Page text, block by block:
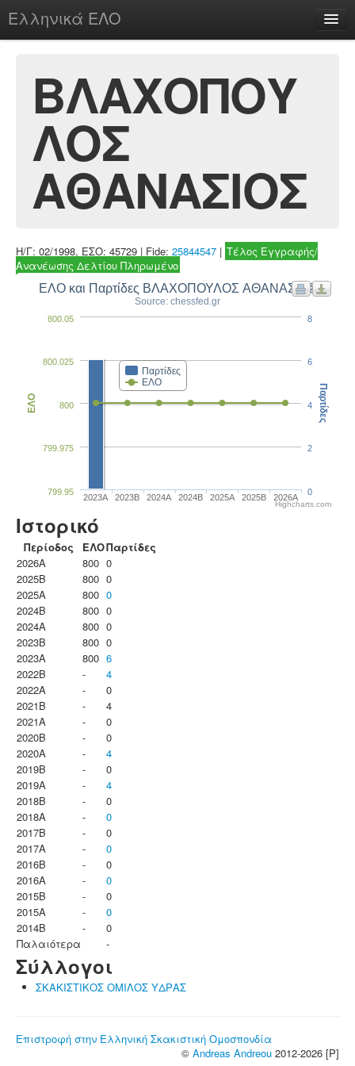
Ελληνικά ΕΛΟ
chesstu.be @ discord
Login
ΒΛΑΧΟΠΟΥ
ΛΟΣ
ΑΘΑΝΑΣΙΟΣ
Η/Γ: 02/1998, ΕΣΟ: 45729 | Fide: 25844547 | Τέλος Εγγραφής/
Ανανέωσης Δελτίου Πληρωμένο
ΕΛΟ και Παρτίδες ΒΛΑΧΟΠΟΥΛΟΣ ΑΘΑΝΑΣΙΟΣ
Source: chessfed.gr
Παρτίδες
ΕΛΟ
2023Α 2023B 2024A 2024B 2025A 2025B 2026A
799.95
799.975
800
800.025
800.05
ΕΛΟ
0
2
4
6
8
Παρτίδες
Highcharts.com
Ιστορικό
Περίοδος ΕΛΟΠαρτίδες
2026A
800 0
2025B
800 0
2025A
800 0
2024B
800 0
2024A
800 0
2023B
800 0
2023Α
800 6
2022B
-
4
2022A
-
0
2021B
-
4
2021A
-
0
2020B
-
0
2020A
-
4
2019B
-
0
2019A
-
4
2018B
-
0
2018A
-
0
2017B
-
0
2017A
-
0
2016B
-
0
2016A
-
0
2015B
-
0
2015A
-
0
2014B
-
0
Παλαιότερα
-
Σύλλογοι
ΣΚΑΚΙΣΤΙΚΟΣ ΟΜΙΛΟΣ ΥΔΡΑΣ
Επιστροφή στην Ελληνική Σκακιστική Ομοσπονδία
© Andreas Andreou 2012-2026 [P]